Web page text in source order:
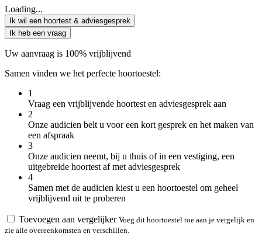
Loading...
Ik wil een hoortest & adviesgesprek
Ik heb een vraag
Uw aanvraag is 100% vrijblijvend
Samen vinden we het perfecte hoortoestel:
1
Vraag een vrijblijvende hoortest en adviesgesprek aan
2
Onze audicien belt u voor een kort gesprek en het maken van
een afspraak
3
Onze audicien neemt, bij u thuis of in een vestiging, een
uitgebreide hoortest af met adviesgesprek
4
Samen met de audicien kiest u een hoortoestel om geheel
vrijblijvend uit te proberen
Toevoegen aan vergelijker Voeg dit hoortoestel toe aan je vergelijk en
zie alle overeenkomsten en verschillen.